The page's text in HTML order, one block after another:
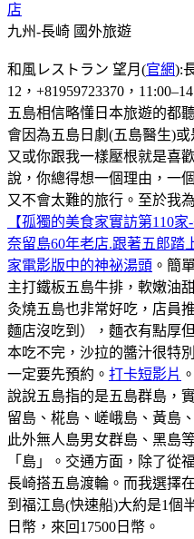
店
九州-長崎 國外旅遊
和風レストラン 望月(官網):
12，+81959723370，
五島相信略懂日本旅遊的都
會因為五島日劇(五島醫生)
又或你跟我一樣壓根就是喜
說，你總得想一個理由，一
又不會太難的旅行。至於我
【孤獨的美食家實訪第110
奈留島60年老店.跟著五郎踏
家電影版中的神祕湯頭 。簡
主打鐵板五島牛排，軟嫩油
灸燒五島也非常好吃，店員
麵店沒吃到），麵衣有點厚
本吃不完，沙拉的醬汁很特
一定要先預約。 打卡短影片
說說五島指的是五島群島，
留島、椛島、嵯峨島、黃島
此外無人島男女群島、黑島
「島」。交通方面，除了從
長崎搭五島渡輪。而我選擇
到福江島(快速船)大約是1個
日幣，來回17500日幣。